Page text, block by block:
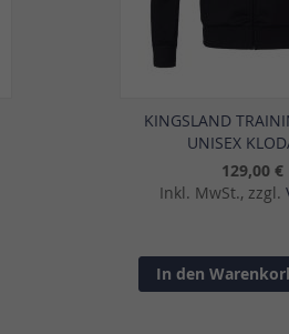
KINGSLAND
UNISEX
129,00 €
Inkl. MwSt., zzgl.
In den